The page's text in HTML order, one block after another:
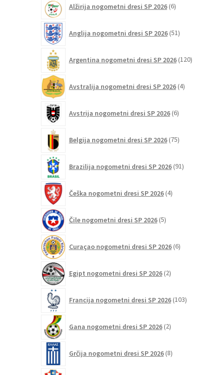
Alžirija nogometni dresi SP 2026 6izdelkov
Anglija nogometni dresi SP 2026 51izdelkov
Argentina nogometni dresi SP 2026 120izdelkov
Avstralija nogometni dresi SP 2026 4izdelki
Avstrija nogometni dresi SP 2026 6izdelkov
Belgija nogometni dresi SP 2026 75izdelkov
Brazilija nogometni dresi SP 2026 91izdelkov
Češka nogometni dresi SP 2026 4izdelki
Čile nogometni dresi SP 2026 5izdelkov
Curaçao nogometni dresi SP 2026 6izdelkov
Egipt nogometni dresi SP 2026 2izdelka
Francija nogometni dresi SP 2026 103izdelki
Gana nogometni dresi SP 2026 2izdelka
Grčija nogometni dresi SP 2026 8izdelkov